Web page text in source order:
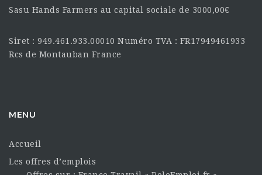
Sasu Hands Farmers au capital sociale de 3000,00€
Siret : 949.461.933.00010 Numéro TVA : FR17949461933
Rcs de Montauban France
MENU
Accueil
Les offres d’emplois